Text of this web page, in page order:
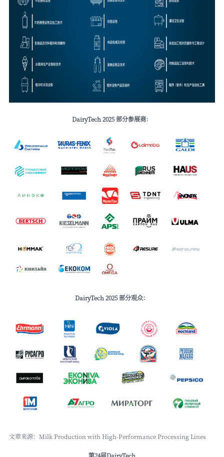
DairyTech 2025 部分参展商：
DairyTech 2025 部分观众：
文章来源：Milk Production with High-Performance Processing Lines
第24届DairyTech